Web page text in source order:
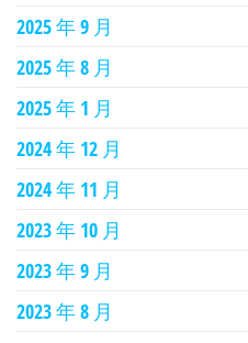
2025 年 9 月
2025 年 8 月
2025 年 1 月
2024 年 12 月
2024 年 11 月
2023 年 10 月
2023 年 9 月
2023 年 8 月